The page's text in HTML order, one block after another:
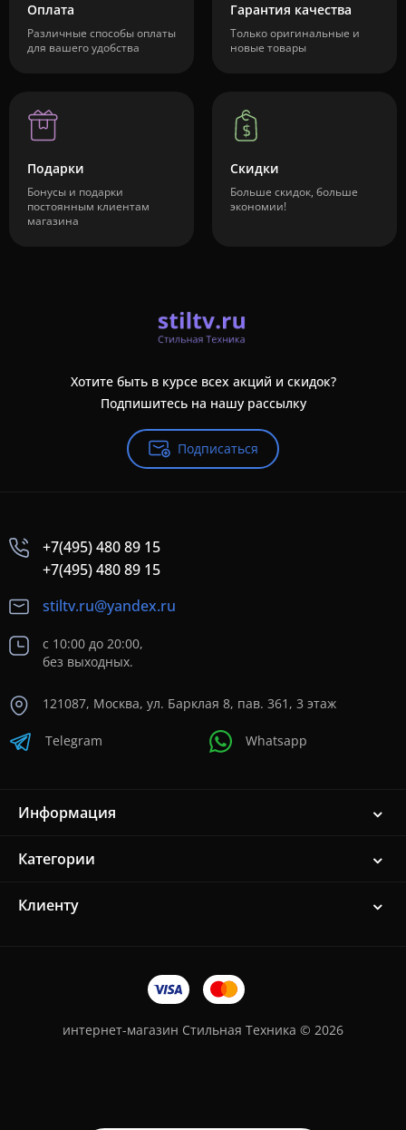
Оплата
Различные способы оплаты
для вашего удобства
Гарантия качества
Только оригинальные и
новые товары
Подарки
Бонусы и подарки
постоянным клиентам
магазина
Скидки
Больше скидок, больше
экономии!
Хотите быть в курсе всех акций и скидок?
Подпишитесь на нашу рассылку
Подписаться
+7(495) 480 89 15
+7(495) 480 89 15
stiltv.ru@yandex.ru
с 10:00 до 20:00,
без выходных.
121087, Москва, ул. Барклая 8, пав. 361, 3 этаж
Telegram Whatsapp
Информация
Категории
Клиенту
интернет-магазин Стильная Техника © 2026